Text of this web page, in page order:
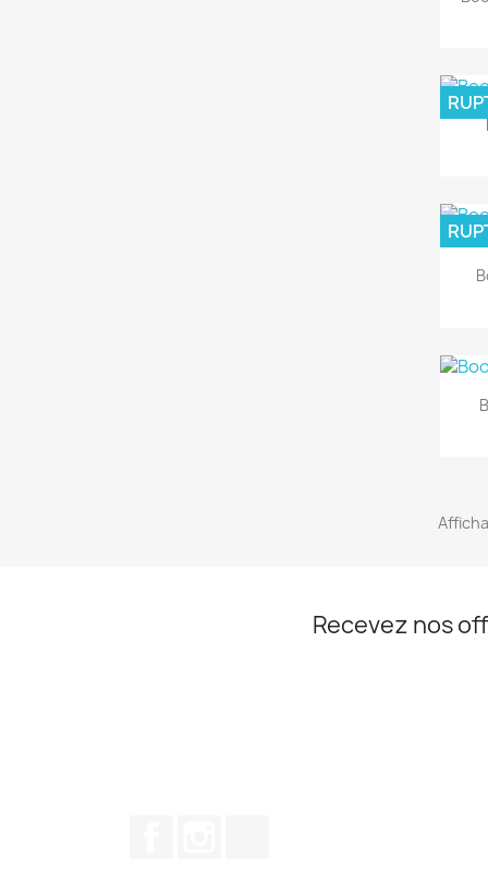
Recevez nos